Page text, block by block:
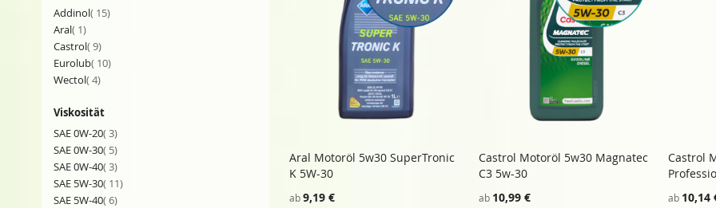
In den Einkaufswagen
WUNSCHZETTEL
HINZUFÜGEN
VERGLEICHSLISTE
Aral Motoröl 5w30 SuperTronic
K 5W-30
ab9,19 €
In den Einkaufswagen
Castrol Motoröl 5w30 Magnatec
C3 5w-30
ab 10,99 €
In
Castrol
ab 10,14
Addinol 15Artikel
Aral 1Artikel
Castrol 9Artikel
Eurolub 10Artikel
Wectol 4Artikel
Viskosität
SAE 0W-20 3Artikel
SAE 0W-30 5Artikel
SAE 0W-40 3Artikel
SAE 5W-30 11Artikel
SAE 5W-40 6Artikel